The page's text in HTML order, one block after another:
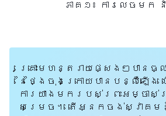
ភាគ១៖ ការលេចម
គ្រោះមហន្តរាយផ្សេងៗបានធ្ល
នៃថ្ងៃចុងក្រោយបានបន្លឺឡើង ហ
ការយាងមករបស់ព្រះអម្ចាស់
សម្រេច។ តើអ្នកចង់ស្វាគម